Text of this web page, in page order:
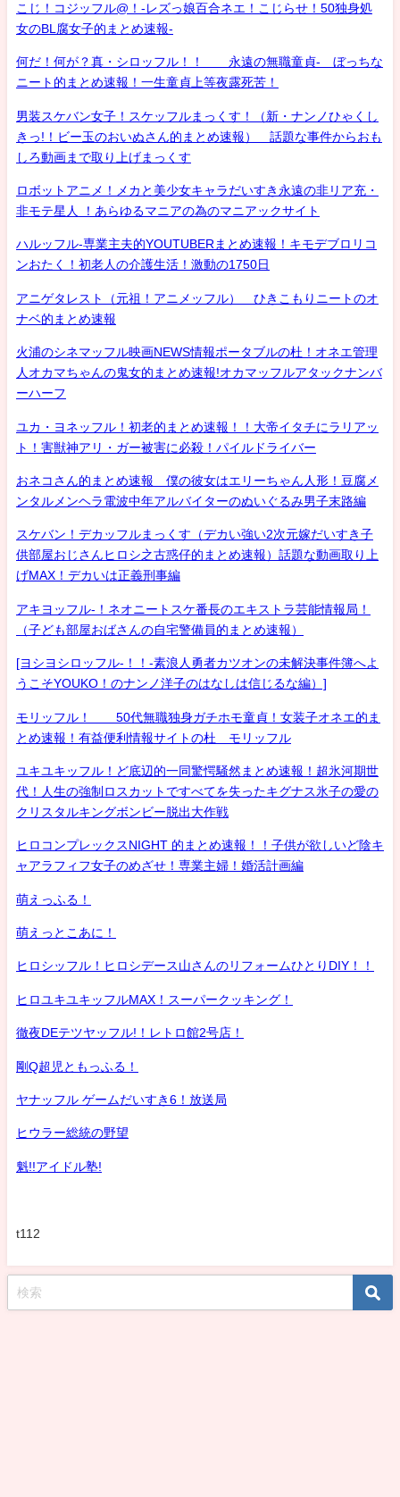
こじ！コジッフル@！-レズっ娘百合ネエ！こじらせ！50独身処
女のBL腐女子的まとめ速報-
何だ！何が？真・シロッフル！！ 永遠の無職童貞- ぼっちな
ニート的まとめ速報！一生童貞上等夜露死苦！
男装スケバン女子！スケッフルまっくす！（新・ナンノひゃくし
きっ!！ビー玉のおいぬさん的まとめ速報） 話題な事件からおも
しろ動画まで取り上げまっくす
ロボットアニメ！メカと美少女キャラだいすき永遠の非リア充・
非モテ星人 ！あらゆるマニアの為のマニアックサイト
ハルッフル-専業主夫的YOUTUBERまとめ速報！キモデブロリコ
ンおたく！初老人の介護生活！激動の1750日
アニゲタレスト（元祖！アニメッフル） ひきこもりニートのオ
ナベ的まとめ速報
火浦のシネマッフル映画NEWS情報ポータブルの杜！オネエ管理
人オカマちゃんの鬼女的まとめ速報!オカマッフルアタックナンバ
ーハーフ
ユカ・ヨネッフル！初老的まとめ速報！！大帝イタチにラリアッ
ト！害獣神アリ・ガー被害に必殺！パイルドライバー
おネコさん的まとめ速報 僕の彼女はエリーちゃん人形！豆腐メ
ンタルメンヘラ電波中年アルバイターのぬいぐるみ男子末路編
スケバン！デカッフルまっくす（デカい強い2次元嫁だいすき子
供部屋おじさんヒロシ之古惑仔的まとめ速報）話題な動画取り上
げMAX！デカいは正義刑事編
アキヨッフル-！ネオニートスケ番長のエキストラ芸能情報局！
（子ども部屋おばさんの自宅警備員的まとめ速報）
[ヨシヨシロッフル-！！-素浪人勇者カツオンの未解決事件簿へよ
うこそYOUKO！のナンノ洋子のはなしは信じるな編）]
モリッフル！ 50代無職独身ガチホモ童貞！女装子オネエ的ま
とめ速報！有益便利情報サイトの杜 モリッフル
ユキユキッフル！ど底辺的一同驚愕騒然まとめ速報！超氷河期世
代！人生の強制ロスカットですべてを失ったキグナス氷子の愛の
クリスタルキングボンビー脱出大作戦
ヒロコンプレックスNIGHT 的まとめ速報！！子供が欲しいど陰キ
ャアラフィフ女子のめざせ！専業主婦！婚活計画編
萌えっふる！
萌えっとこあに！
ヒロシッフル！ヒロシデース山さんのリフォームひとりDIY！！
ヒロユキユキッフルMAX！スーパークッキング！
徹夜DEテツヤッフル!！レトロ館2号店！
剛Q超児ともっふる！
ヤナッフル ゲームだいすき6！放送局
ヒウラー総統の野望
魁!!アイドル塾!
t112